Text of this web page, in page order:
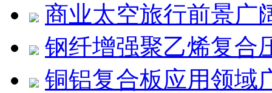
商业太空旅行前景广
钢纤增强聚乙烯复合
铜铝复合板应用领域